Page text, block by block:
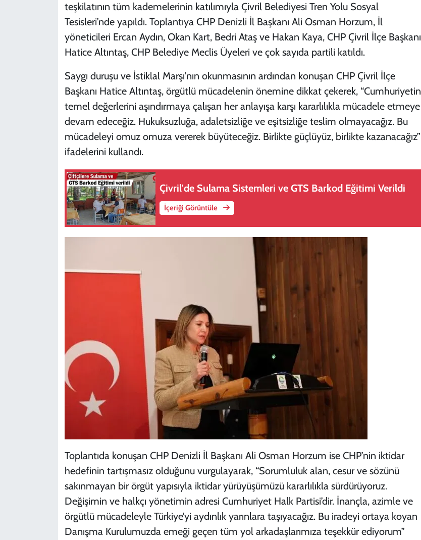
teşkilatının tüm kademelerinin katılımıyla Çivril Belediyesi Tren Yolu Sosyal
Tesisleri’nde yapıldı. Toplantıya CHP Denizli İl Başkanı Ali Osman Horzum, İl
yöneticileri Ercan Aydın, Okan Kart, Bedri Ataş ve Hakan Kaya, CHP Çivril İlçe Başkanı
Hatice Altıntaş, CHP Belediye Meclis Üyeleri ve çok sayıda partili katıldı.
Saygı duruşu ve İstiklal Marşı’nın okunmasının ardından konuşan CHP Çivril İlçe
Başkanı Hatice Altıntaş, örgütlü mücadelenin önemine dikkat çekerek, “Cumhuriyetin
temel değerlerini aşındırmaya çalışan her anlayışa karşı kararlılıkla mücadele etmeye
devam edeceğiz. Hukuksuzluğa, adaletsizliğe ve eşitsizliğe teslim olmayacağız. Bu
mücadeleyi omuz omuza vererek büyüteceğiz. Birlikte güçlüyüz, birlikte kazanacağız”
ifadelerini kullandı.
Çivril'de Sulama Sistemleri ve GTS Barkod Eğitimi Verildi
İçeriği Görüntüle
Toplantıda konuşan CHP Denizli İl Başkanı Ali Osman Horzum ise CHP’nin iktidar
hedefinin tartışmasız olduğunu vurgulayarak, “Sorumluluk alan, cesur ve sözünü
sakınmayan bir örgüt yapısıyla iktidar yürüyüşümüzü kararlılıkla sürdürüyoruz.
Değişimin ve halkçı yönetimin adresi Cumhuriyet Halk Partisi’dir. İnançla, azimle ve
örgütlü mücadeleyle Türkiye’yi aydınlık yarınlara taşıyacağız. Bu iradeyi ortaya koyan
Danışma Kurulumuzda emeği geçen tüm yol arkadaşlarımıza teşekkür ediyorum”